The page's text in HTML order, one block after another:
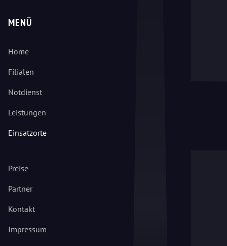
MENÜ
Home
Filialen
Notdienst
Leistungen
Einsatzorte
Preise
Partner
Kontakt
Impressum